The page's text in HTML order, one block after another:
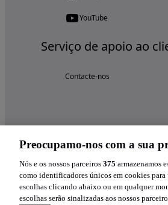
YouTube
Serviço de apoio ao
Contacte-nos
Preocupamo-nos com a sua
Nós e os nossos parceiros 375 armazenamos
como identificadores únicos em cookies para
escolhas clicando abaixo ou em qualquer
escolhas serão sinalizadas aos nossos